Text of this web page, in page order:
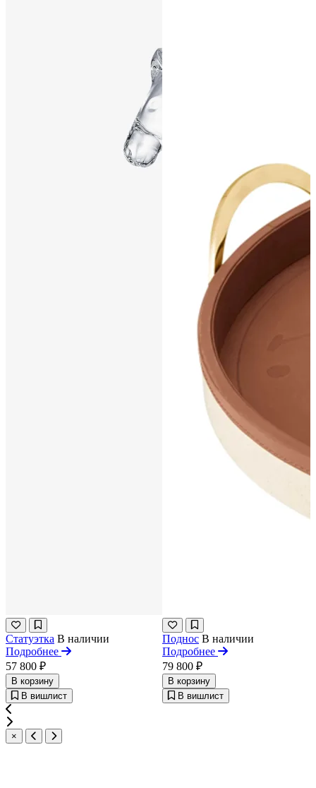
Статуэтка В наличии
Подробнее
57 800 ₽
В корзину
В вишлист
Поднос В наличии
Подробнее
79 800 ₽
В корзину
В вишлист
×